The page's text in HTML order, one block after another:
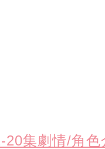
20集劇情/角